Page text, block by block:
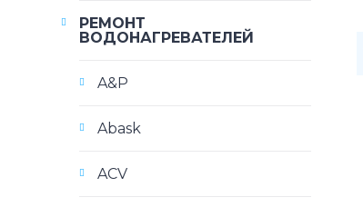
РЕМОНТ
ВОДОНАГРЕВАТЕЛЕЙ
A&P
Abask
ACV